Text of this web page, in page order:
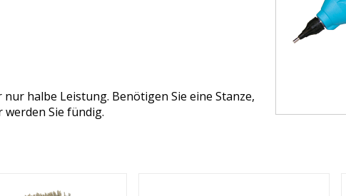
halbe Leistung. Benötigen Sie eine Stanze,
Sie fündig.